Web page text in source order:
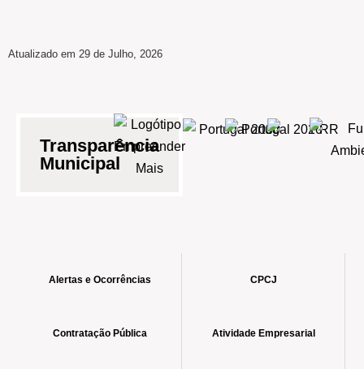
Atualizado em 29 de Julho, 2026
Transparência
Municipal
Alertas e Ocorrências CPCJ
Contratação Pública Atividade Empresarial